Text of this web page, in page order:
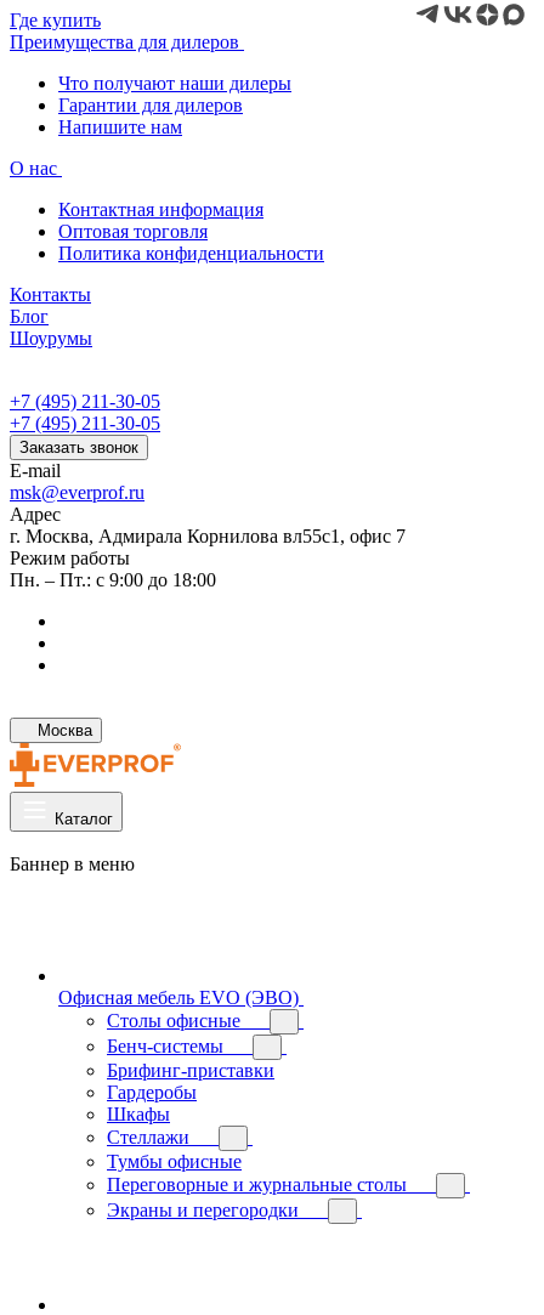
Где купить
Преимущества для дилеров
Что получают наши дилеры
Гарантии для дилеров
Напишите нам
О нас
Контактная информация
Оптовая торговля
Политика конфиденциальности
Контакты
Блог
Шоурумы
+7 (495) 211-30-05
+7 (495) 211-30-05
Заказать звонок
E-mail
msk@everprof.ru
Адрес
г. Москва, Адмирала Корнилова вл55с1, офис 7
Режим работы
Пн. – Пт.: с 9:00 до 18:00
Москва
Каталог
Баннер в меню
Офисная мебель EVO (ЭВО)
Cтолы офисные
Бенч-системы
Брифинг-приставки
Гардеробы
Шкафы
Стеллажи
Тумбы офисные
Переговорные и журнальные столы
Экраны и перегородки